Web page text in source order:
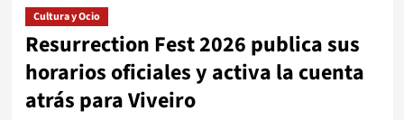
Cultura y Ocio
Resurrection Fest 2026 publica sus
horarios oficiales y activa la cuenta
atrás para Viveiro